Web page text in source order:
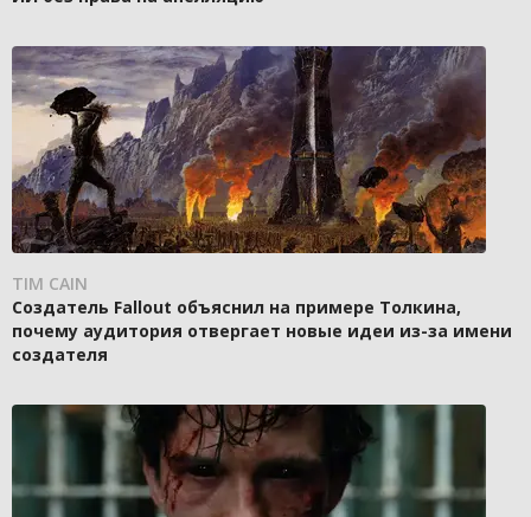
TIM CAIN
Создатель Fallout объяснил на примере Толкина,
почему аудитория отвергает новые идеи из-за имени
создателя